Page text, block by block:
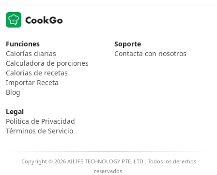
Funciones
Calorías diarias
Calculadora de porciones
Calorías de recetas
Importar Receta
Blog
Soporte
Contacta con nosotros
Legal
Política de Privacidad
Términos de Servicio
Copyright © 2026 AILIFE TECHNOLOGY PTE. LTD.. Todos los derechos
reservados.